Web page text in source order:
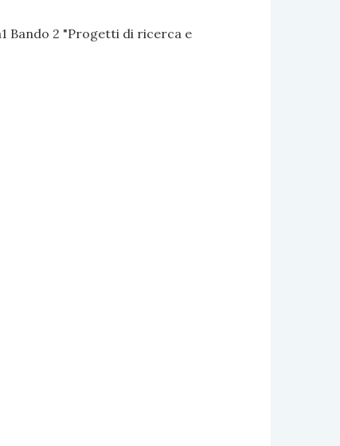
Bando 2 "Progetti di ricerca e